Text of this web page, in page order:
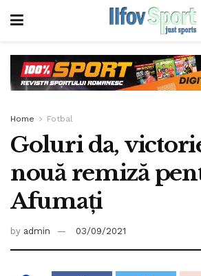
Home Fotbal
Goluri da,
nouă remiză
Afumaţi
by admin 03/09/2021